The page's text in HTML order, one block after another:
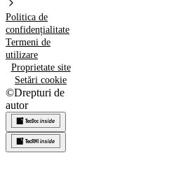
Politica de
confidențialitate
Termeni de
utilizare
Proprietate site
Setări cookie
©Drepturi de
autor